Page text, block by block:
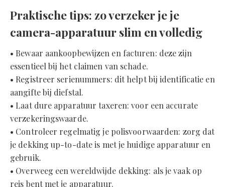
Praktische tips: zo verzeker je je
camera-apparatuur slim en volledig
• Bewaar aankoopbewijzen en facturen: deze zijn
essentieel bij het claimen van schade.
• Registreer serienummers: dit helpt bij identificatie en
aangifte bij diefstal.
• Laat dure apparatuur taxeren: voor een accurate
verzekeringswaarde.
• Controleer regelmatig je polisvoorwaarden: zorg dat
je dekking up-to-date is met je huidige apparatuur en
gebruik.
• Overweeg een wereldwijde dekking: als je vaak op
reis bent met je apparatuur.